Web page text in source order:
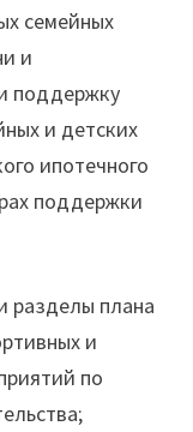
семейных
и
поддержку
и детских
ипотечного
поддержки
разделы плана
и
по